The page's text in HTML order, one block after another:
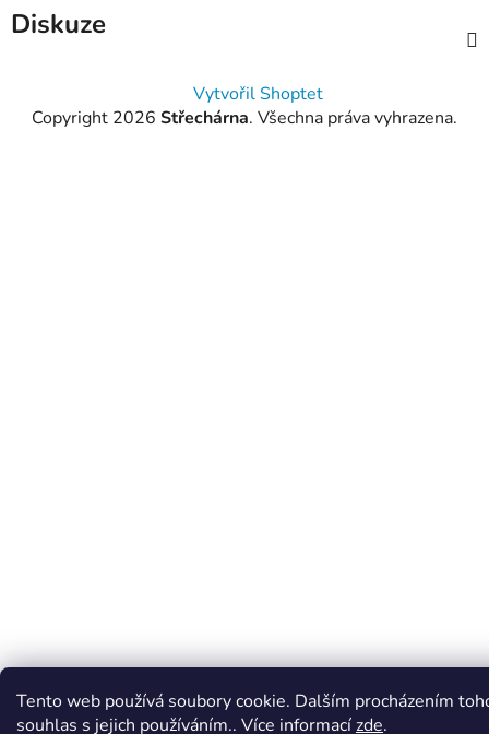
Tento web používá soubory cookie. Dalším procházením
souhlas s jejich používáním.. Více informacízde.
Diskuze
Vytvořil Shoptet
Copyright 2026 Střechárna. Všechna práva vyhrazena.